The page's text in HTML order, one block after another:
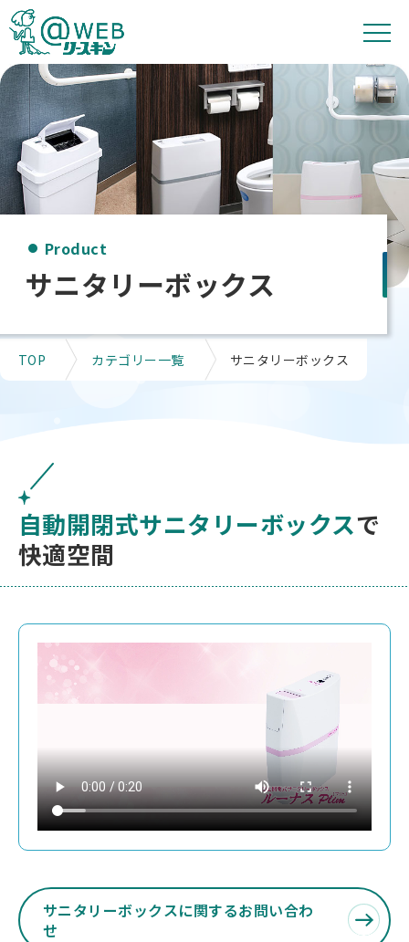
Product
サニタリーボックス
TOP カテゴリー一覧 サニタリーボックス
自動開閉式サニタリーボックスで
快適空間
サニタリーボックスに関するお問い合わ
せ